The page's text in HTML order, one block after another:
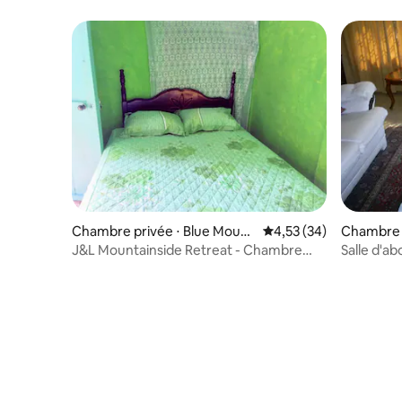
Chambre privée ⋅ Blue Mount
ain Peak
Évaluation moyenne
4,53 (34)
J&L Mountainside Retreat - Chambre
Chambre
Salle